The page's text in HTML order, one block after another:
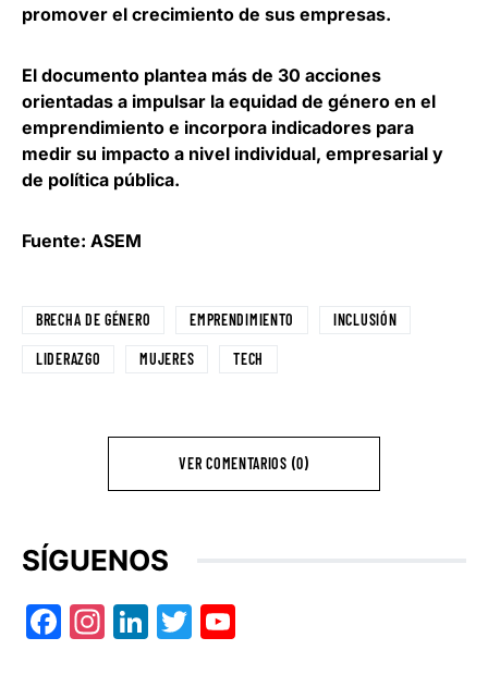
promover el crecimiento de sus empresas.
El documento plantea más de 30 acciones
orientadas a impulsar la equidad de género en el
emprendimiento e incorpora indicadores para
medir su impacto a nivel individual, empresarial y
de política pública.
Fuente: ASEM
BRECHA DE GÉNERO EMPRENDIMIENTO INCLUSIÓN
LIDERAZGO MUJERES TECH
VER COMENTARIOS (0)
SÍGUENOS
Facebook
Instagram
LinkedIn
Twitter